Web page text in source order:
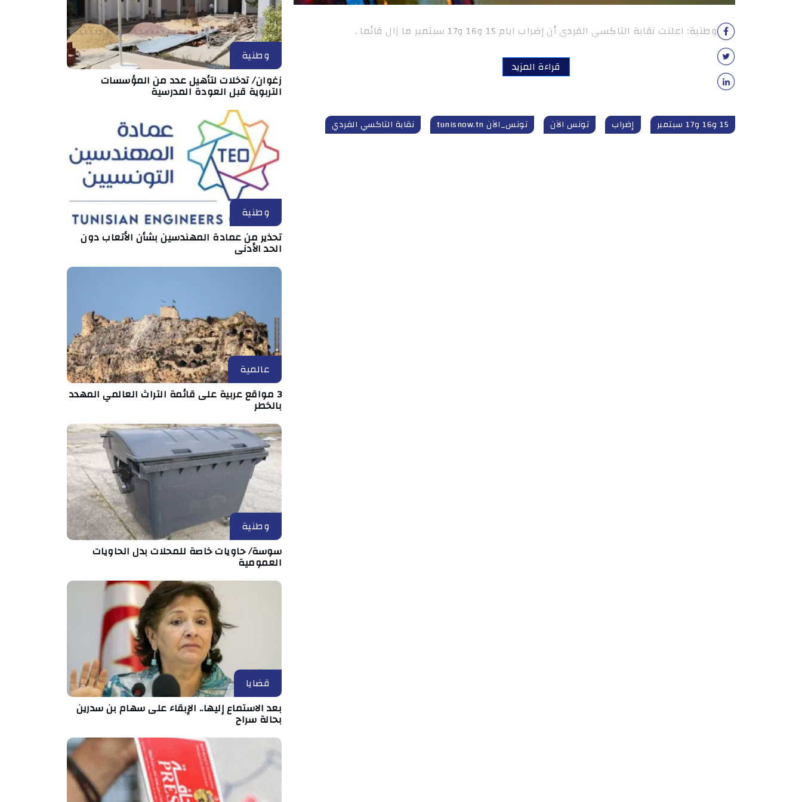
وطنية: اعلنت نقابة التاكسي الفردي أن إضراب ايام 15 و16 و17 سبتمبر ما زال قائما .
قراءة المزيد
15 و16 و17 سبتمبر إضراب تونس الآن تونس_الآن tunisnow.tn نقابة التاكسي الفردي
وطنية
زغوان/ تدخلات لتأهيل عدد من المؤسسات
التربوية قبل العودة المدرسية
وطنية
تحذير من عمادة المهندسين بشأن الأتعاب دون
الحد الأدنى
عالمية
3 مواقع عربية على قائمة التراث العالمي المهدد
بالخطر
وطنية
سوسة/ حاويات خاصة للمحلات بدل الحاويات
العمومية
قضايا
بعد الاستماع إليها.. الإبقاء على سهام بن سدرين
بحالة سراح